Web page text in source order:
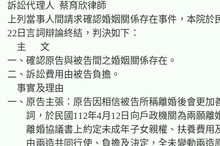
訴訟代理人 蔡育欣律師
上列當事人間請求確認婚姻關係存在事件，本院於
22日言詞辯論終結，判決如下：
主 文
一、確認原告與被告間之婚姻關係存在。
二、訴訟費用由被告負擔。
事實及理由
一、原告主張：原告因相信被告所稱離婚後會更加
詞，於民國112年4月12日向戶政機關為兩願離
離婚協議書上約定未成年子女親權、扶養費用
由兩造共同行使、負擔及決定，全未變動兩造